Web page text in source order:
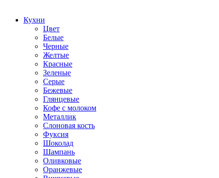
Кухни
Цвет
Белые
Черные
Желтые
Красные
Зеленые
Серые
Бежевые
Глянцевые
Кофе с молоком
Металлик
Слоновая кость
Фуксия
Шоколад
Шампань
Оливковые
Оранжевые